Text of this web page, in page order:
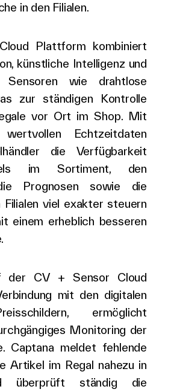
in den Filialen.
Plattform kombiniert
künstliche Intelligenz und
Sensoren wie drahtlose
zur ständigen Kontrolle
vor Ort im Shop. Mit
Echtzeitdaten
die Verfügbarkeit
im Sortiment, den
Prognosen sowie die
viel exakter steuern
einem erheblich besseren
der CV + Sensor Cloud
mit den digitalen
ermöglicht
Monitoring der
Captana meldet fehlende
Artikel im Regal nahezu in
überprüft ständig die